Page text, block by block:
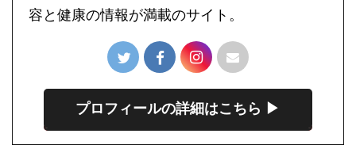
容と健康の情報が満載のサイト。
プロフィールの詳細はこちら ▶︎